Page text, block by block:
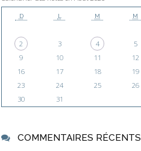
D L M M
2
3 4 5
9
10 11 12
16
17 18 19
23
24 25 26
30
31
COMMENTAIRES RÉCENTS